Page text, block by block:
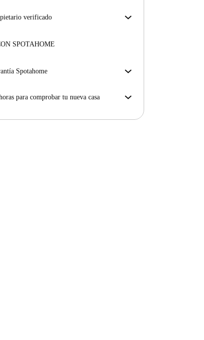
incluidas, que cubren alquiler y servicios
experiencia de alquiler sin complicaciones.
verificado
este arrendador
SPOTAHOME
Spotahome
a la fecha de entrada, Spotahome A) te
hasta que encuentres nueva casa o B) te hará
horas para comprobar tu nueva casa